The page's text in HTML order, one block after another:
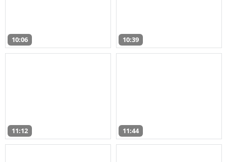
10:06 10:39
11:12 11:44